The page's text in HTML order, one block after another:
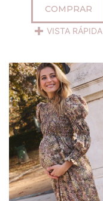
COMPRAR
VISTA RÁPIDA